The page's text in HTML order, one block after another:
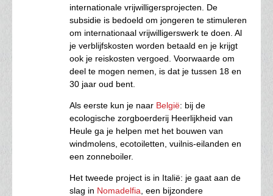
internationale vrijwilligersprojecten. De
subsidie is bedoeld om jongeren te stimuleren
om internationaal vrijwilligerswerk te doen. Al
je verblijfskosten worden betaald en je krijgt
ook je reiskosten vergoed. Voorwaarde om
deel te mogen nemen, is dat je tussen 18 en
30 jaar oud bent.
Als eerste kun je naar België: bij de
ecologische zorgboerderij Heerlijkheid van
Heule ga je helpen met het bouwen van
windmolens, ecotoiletten, vuilnis-eilanden en
een zonneboiler.
Het tweede project is in Italië: je gaat aan de
slag in Nomadelfia , een bijzondere